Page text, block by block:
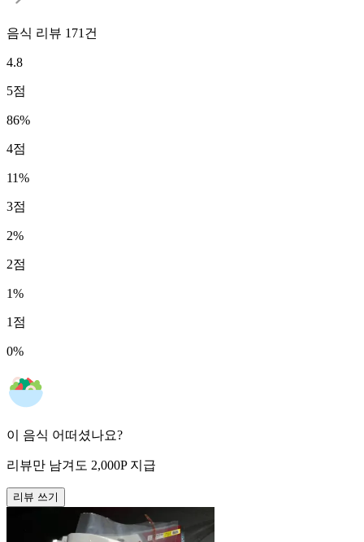
음식 리뷰 171 건
4.8
5점
86%
4점
11%
3점
2%
2점
1%
1 점
0%
이 음식 어떠셨나요?
리뷰만 남겨도 2,000P 지급
리뷰 쓰기